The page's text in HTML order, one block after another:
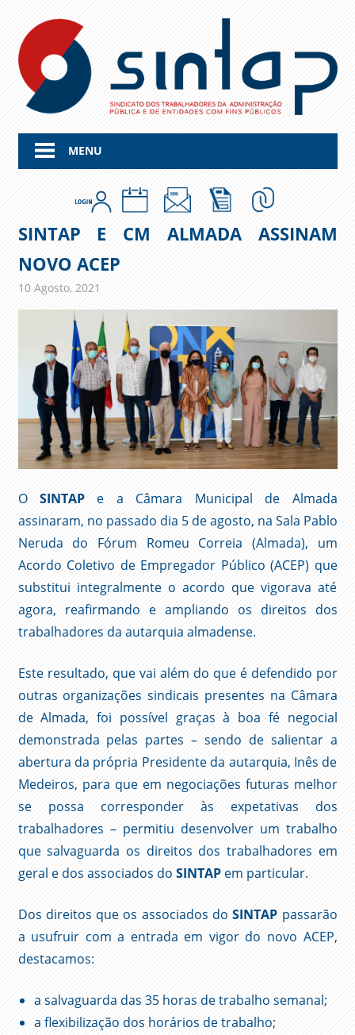
content
MENU
SINTAP E CM ALMADA ASSINAM
NOVO ACEP
10 Agosto, 2021
O SINTAPe a Câmara Municipal de Almada
assinaram, no passado dia 5 de agosto, na Sala Pablo
Neruda do Fórum Romeu Correia (Almada), um
Acordo Coletivo de Empregador Público (ACEP) que
substitui integralmente o acordo que vigorava até
agora, reafirmando e ampliando os direitos dos
trabalhadores da autarquia almadense.
Este resultado, que vai além do que é defendido por
outras organizações sindicais presentes na Câmara
de Almada, foi possível graças à boa fé negocial
demonstrada pelas partes – sendo de salientar a
abertura da própria Presidente da autarquia, Inês de
Medeiros, para que em negociações futuras melhor
se possa corresponder às expetativas dos
trabalhadores – permitiu desenvolver um trabalho
que salvaguarda os direitos dos trabalhadores em
geral e dos associados do SINTAPem particular.
Dos direitos que os associados doSINTAP passarão
a usufruir com a entrada em vigor do novo ACEP,
destacamos:
a salvaguarda das 35 horas de trabalho semanal;
a flexibilização dos horários de trabalho;